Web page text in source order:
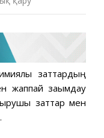
заттардың
жаппай зақымдау
заттар мен